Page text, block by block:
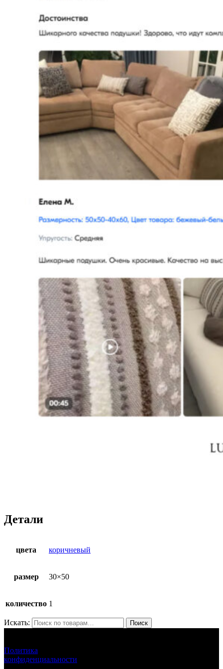
Детали
цвета коричневый
размер 30×50
количество 1
Искать: Поиск
Политика
конфиденциальности